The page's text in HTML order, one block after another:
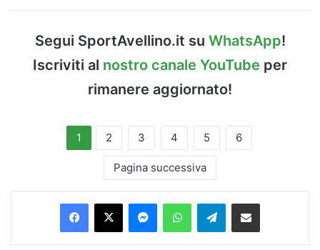
Segui SportAvellino.it su WhatsApp!
Iscriviti al nostro canale YouTube per
rimanere aggiornato!
1 2 3 4 5 6
Pagina successiva
Facebook
X MessengerWhatsAppTelegramCondividi via Email